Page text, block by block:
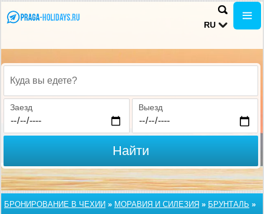
RU
Куда вы едете?
Заезд Выезд
Найти
БРОНИРОВАНИЕ В ЧЕХИИ » МОРАВИЯ И СИЛЕЗИЯ » БРУНТАЛЬ »